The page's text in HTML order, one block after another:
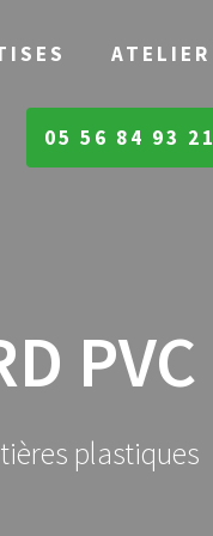
ATELIER
05 56 84 93 21
PVC
plastiques